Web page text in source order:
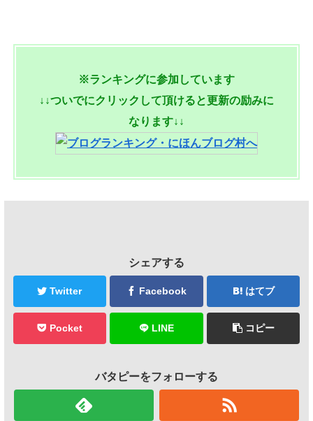
※ランキングに参加しています
↓↓ついでにクリックして頂けると更新の励みに
なります↓↓
シェアする
Twitter Facebook はてブ
Pocket LINE コピー
バタピーをフォローする